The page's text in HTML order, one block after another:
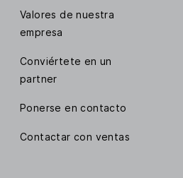
Valores de nuestra
empresa
Conviértete en un
partner
Ponerse en contacto
Contactar con ventas